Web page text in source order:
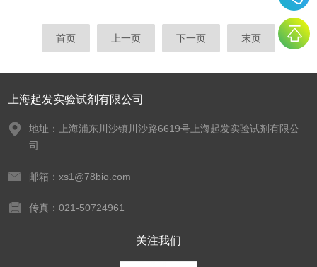
首页 上一页 下一页 末页
上海起发实验试剂有限公司
地址：上海浦东川沙镇川沙路6619号上海起发实验试剂有限公
司
邮箱：xs1@78bio.com
传真：021-50724961
关注我们